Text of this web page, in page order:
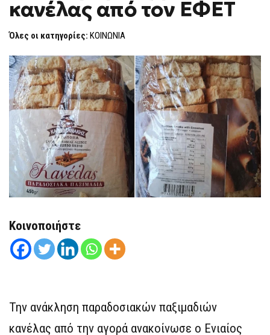
ΑΠΌ
ΤΟΝ
κανέλας από τον ΕΦΕΤ
Όλες οι κατηγορίες: ΚΟΙΝΩΝΙΑ
Κοινοποιήστε
Την ανάκληση παραδοσιακών παξιμαδιών
κανέλας από την αγορά ανακοίνωσε ο Ενιαίος